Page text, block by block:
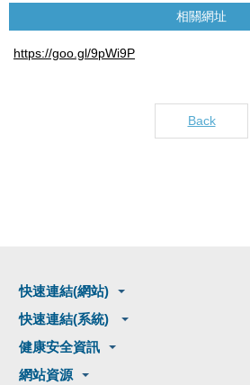
相關網址
https://goo.gl/9pWi9P
Back
快速連結(網站)
快速連結(系統)
健康安全資訊
網站資源